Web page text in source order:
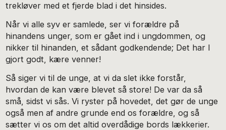
trekløver med et fjerde blad i det hinsides.
Når vi alle syv er samlede, ser vi forældre på
hinandens unger, som er gået ind i ungdommen, og
nikker til hinanden, et sådant godkendende; Det har I
gjort godt, kære venner!
Så siger vi til de unge, at vi da slet ikke forstår,
hvordan de kan være blevet så store! De var da så
små, sidst vi sås. Vi ryster på hovedet, det gør de unge
også men af andre grunde end os forældre, og så
sætter vi os om det altid overdådige bords lækkerier.